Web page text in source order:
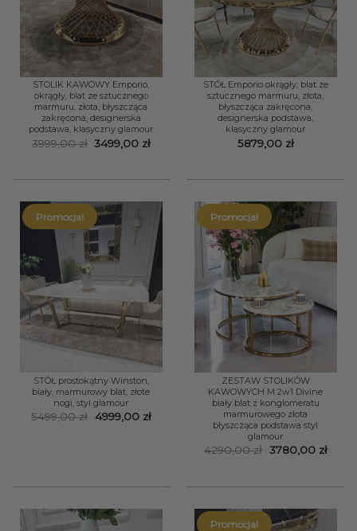
STOLIK KAWOWY Emporio,
okrągły, blat ze sztucznego
marmuru, złota, błyszcząca
zakręcona, designerska
podstawa, klasyczny glamour
3999,00zł Pierwotna
3499,00 złAktualna
STÓŁ Emporio okrągły, blat ze
sztucznego marmuru, złota,
błyszcząca zakręcona,
designerska podstawa,
klasyczny glamour
5879,00 zł
Promocja!
STÓŁ prostokątny Winston,
biały, marmurowy blat, złote
nogi, styl glamour
5499,00zł Pierwotna
4999,00 złAktualna
4999,00 zł.
Promocja!
ZESTAW STOLIKÓW
KAWOWYCH M 2w1 Divine
biały blat z konglomeratu
marmurowego złota
błyszcząca podstawa styl
glamour
4290,00zł
Pierwotna
3780,00 zł
Promocja!